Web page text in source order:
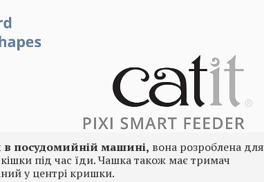
посудомийній машині, вона розроблена для
під час їди. Чашка також має тримач
у центрі кришки.